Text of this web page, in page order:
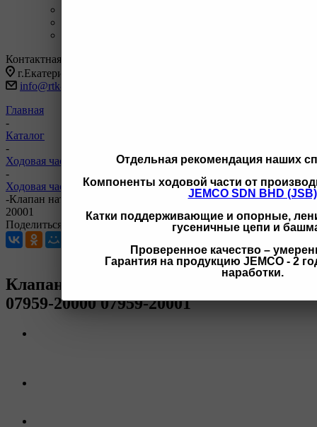
Отдельная рекомендация наших
Компоненты ходовой части от
JEMCO SDN BHD (JSB)
Катки поддерживающие и опорные,
гусеничные цепи и
Проверенное качество –
Гарантия на продукцию JEMCO - 2
наработки.
Контактная информация
г.Екатеринбург, ул Черняховского 86 корп 9/3
info@rtk-parts.ru
Главная
-
Каталог
-
Ходовая часть для спецтехники
-
Ходовая часть для Komatsu
-Клапан натяжителя OTTO 07959-20001 07959-20000 07959-
20001
Поделиться
Клапан натяжителя OTTO 07959-20001
07959-20000 07959-20001